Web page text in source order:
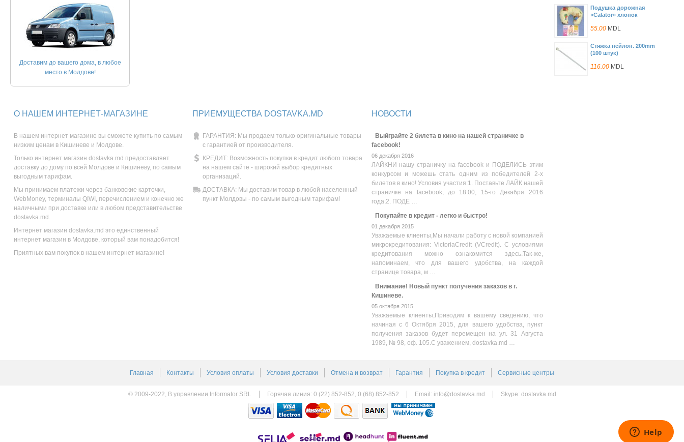
Доставим до вашего дома, в любое
место в Молдове!
Подушка дорожная
«Calator» хлопок
55.00 MDL
Стяжка нейлон. 200mm
(100 штук)
116.00 MDL
О НАШЕМ ИНТЕРНЕТ-МАГАЗИНЕ
В нашем интернет магазине вы сможете купить по самым
низким ценам в Кишиневе и Молдове.
Только интернет магазин dostavka.md предоставляет
доставку до дому по всей Молдове и Кишиневу, по самым
выгодным тарифам.
Мы принимаем платежи через банковские карточки,
WebMoney, терминалы QIWI, перечислением и конечно же
наличными при доставке или в любом представительстве
dostavka.md.
Интернет магазин dostavka.md это единственный
интернет магазин в Молдове, который вам понадобится!
Приятных вам покупок в нашем интернет магазине!
ПРИЕМУЩЕСТВА DOSTAVKA.MD
ГАРАНТИЯ: Мы продаем только оригинальные товары
с гарантией от производителя.
КРЕДИТ: Возможность покупки в кредит любого товара
на нашем сайте - широкий выбор кредитных
организаций.
ДОСТАВКА: Мы доставим товар в любой населенный
пункт Молдовы - по самым выгодным тарифам!
НОВОСТИ
Выйграйте 2 билета в кино на нашей страничке в
facebook!
06 декабря 2016
ЛАЙКНИ нашу страничку на facebook и ПОДЕЛИСЬ этим
конкурсом и можешь стать одним из победителей 2-х
билетов в кино! Условия участия:1. Поставьте ЛАЙК нашей
страничке на facebook, до 18:00, 15-го Декабря 2016
года;2. ПОДЕ …
Покупайте в кредит - легко и быстро!
01 декабря 2015
Уважаемые клиенты,Мы начали работу с новой компанией
микрокредитования: VictoriaCredit (VCredit). С условиями
кредитования можно ознакомится здесь.Так-же,
напоминаем, что для вашего удобства, на каждой
странице товара, м …
Внимание! Новый пункт получения заказов в г.
Кишиневе.
05 октября 2015
Уважаемые клиенты,Приводим к вашему сведению, что
начиная с 6 Октября 2015, для вашего удобства, пункт
получения заказов будет перемещен на ул. 31 Августа
1989, № 98, оф. 105.С уважением, dostavka.md …
Главная Контакты Условия оплаты Условия доставки Отмена и возврат Гарантия Покупка в кредит Сервисные центры
© 2009-2022, В управлении Informator SRL Горячая линия: 0 (22) 852-852, 0 (68) 852-852 Email: info@dostavka.md Skype: dostavka.md